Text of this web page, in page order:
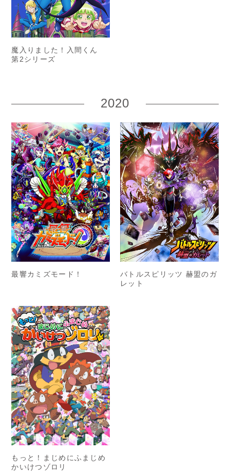
魔入りました！入間くん
第2シリーズ
2020
最響カミズモード！
バトルスピリッツ 赫盟のガ
レット
もっと！まじめにふまじめ
かいけつゾロリ